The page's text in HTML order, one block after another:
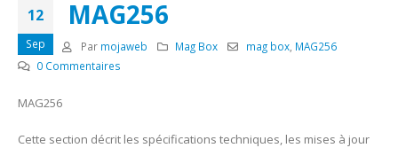
12
Sep
MAG256
Par mojaweb Mag Box mag box MAG256
0 Commentaires
MAG256
Cette section décrit les spécifications techniques, les mises à jour